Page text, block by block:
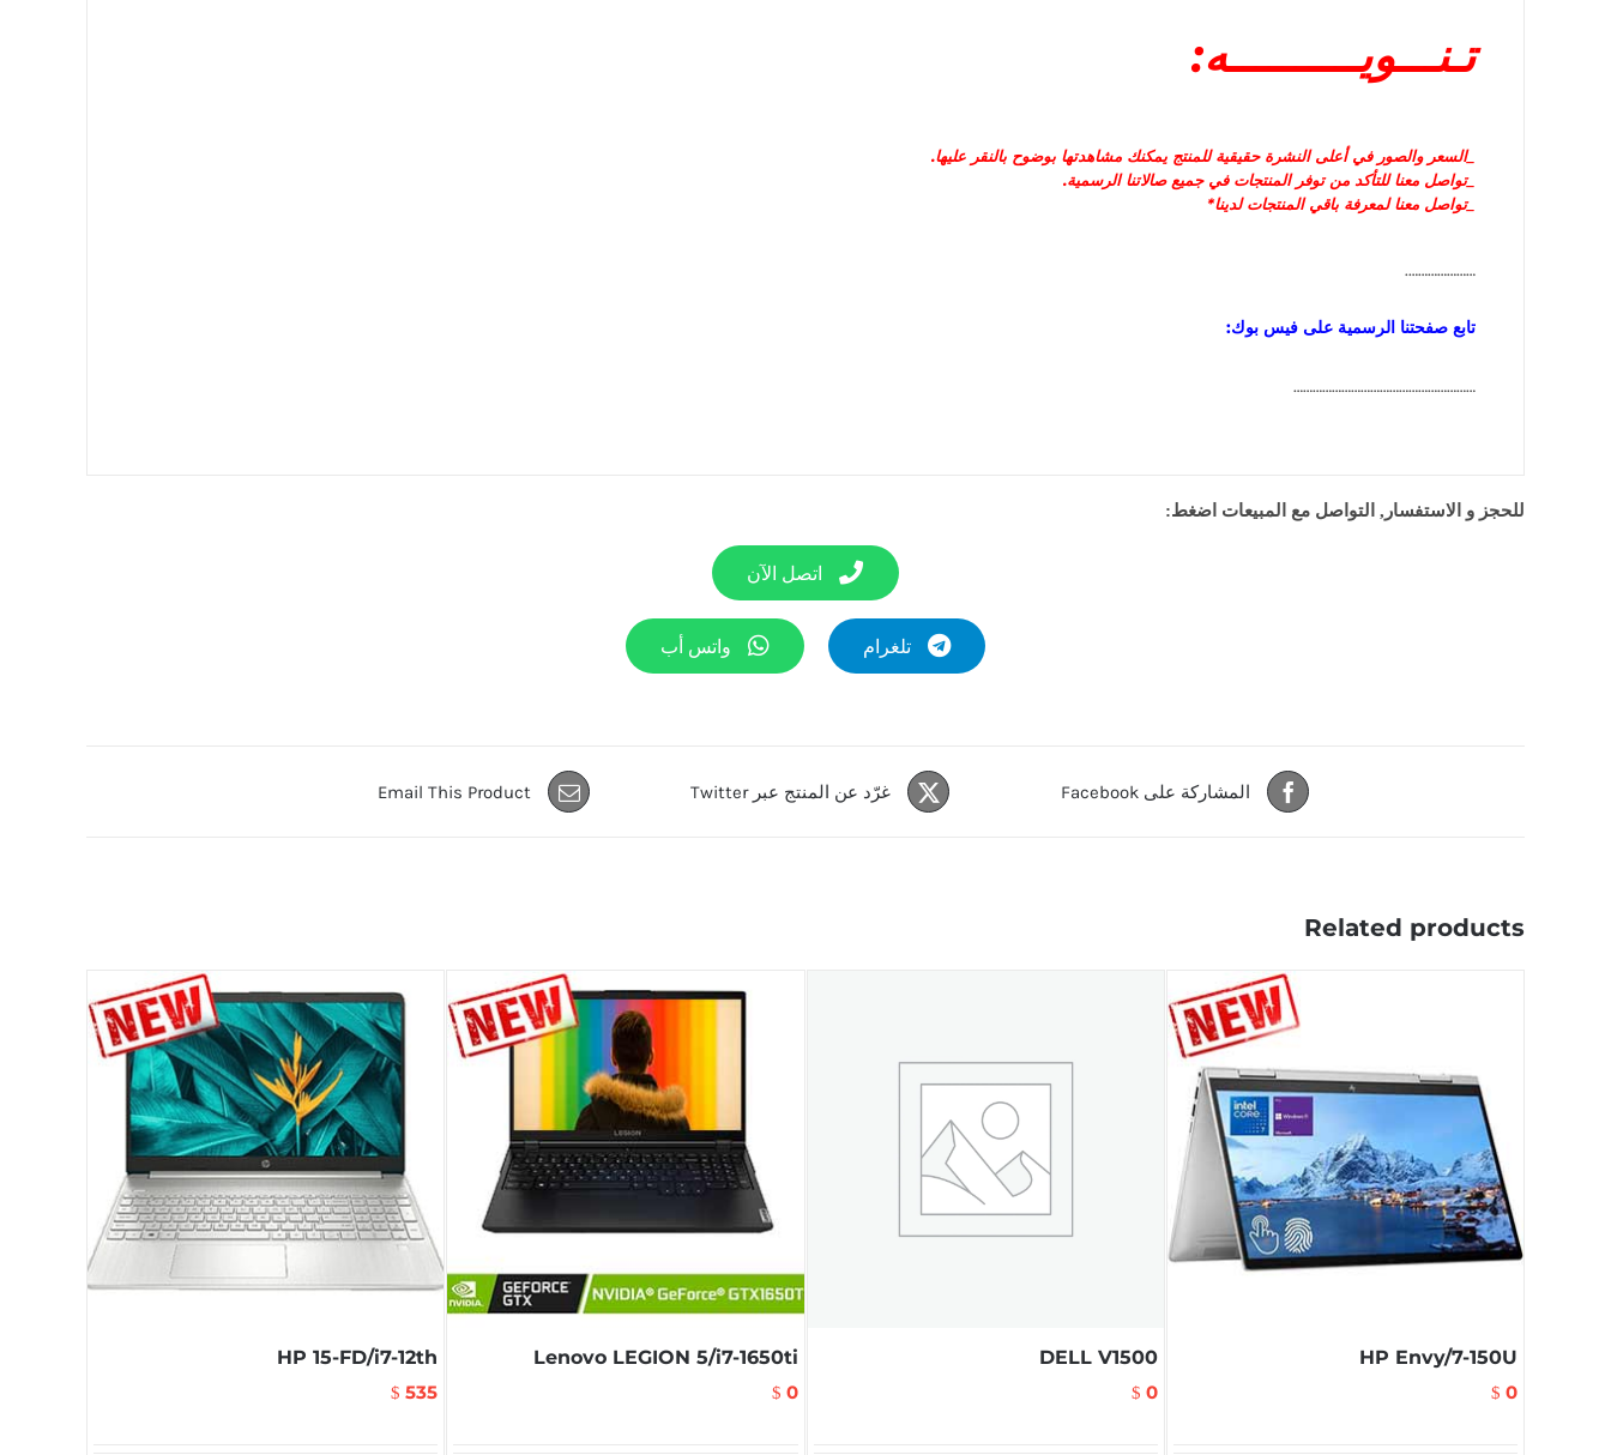
تـنـــويــــــــــه:
_السعر والصور في أعلى النشرة حقيقية للمنتج يمكنك مشاهدتها بوضوح بالنقر عليها.
_تواصل معنا للتأكد من توفر المنتجات في جميع صالاتنا الرسمية.
_تواصل معنا لمعرفة باقي المنتجات لدينا*
………………….
تابع صفحتنا الرسمية على فيس بوك:
…………………………………………………
للحجز و الاستفسار, التواصل مع المبيعات اضغط:
اتصل الآن
تلغرام واتس أب
المشاركة على Facebook غرّد عن المنتج عبر Twitter Email This Product
Related products
HP Envy/7-150U
$ 0
DELL V1500
$ 0
Lenovo LEGION 5/i7-1650ti
$ 0
HP 15-FD/i7-12th
$ 535